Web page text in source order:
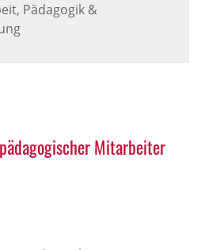
Pädagogik &
Mitarbeiter